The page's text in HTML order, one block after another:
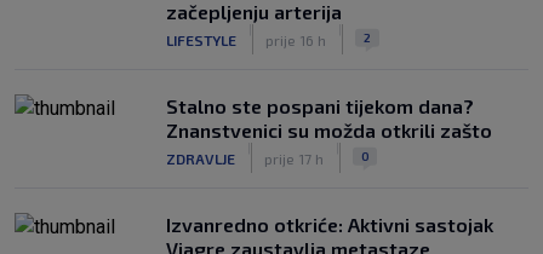
začepljenju arterija
LIFESTYLE prije 16 h 2
Stalno ste pospani tijekom dana?
Znanstvenici su možda otkrili zašto
ZDRAVLJE prije 17 h 0
Izvanredno otkriće: Aktivni sastojak
Viagre zaustavlja metastaze